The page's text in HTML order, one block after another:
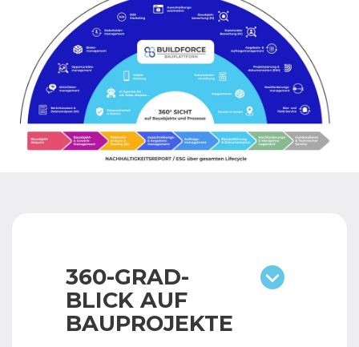
360-GRAD-
BLICK AUF
BAUPROJEKTE